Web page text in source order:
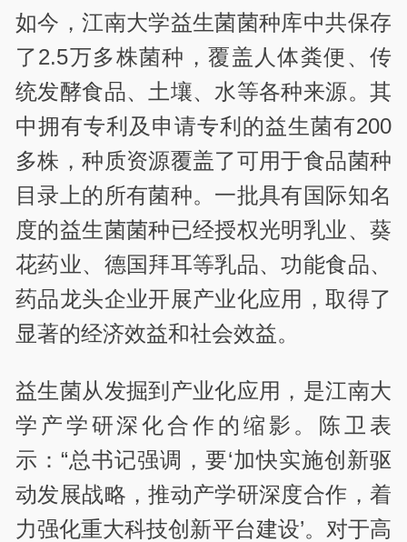
如今，江南大学益生菌菌种库中共保存
了2.5万多株菌种，覆盖人体粪便、传
统发酵食品、土壤、水等各种来源。其
中拥有专利及申请专利的益生菌有200
多株，种质资源覆盖了可用于食品菌种
目录上的所有菌种。一批具有国际知名
度的益生菌菌种已经授权光明乳业、葵
花药业、德国拜耳等乳品、功能食品、
药品龙头企业开展产业化应用，取得了
显著的经济效益和社会效益。
益生菌从发掘到产业化应用，是江南大
学产学研深化合作的缩影。陈卫表
示：“总书记强调，要‘加快实施创新驱
动发展战略，推动产学研深度合作，着
力强化重大科技创新平台建设’。对于高